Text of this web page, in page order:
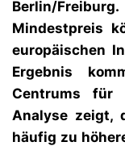
Berlin/
Mindestpreis
europäischen
Ergebnis
Centrums für
Analyse zeigt,
häufig zu